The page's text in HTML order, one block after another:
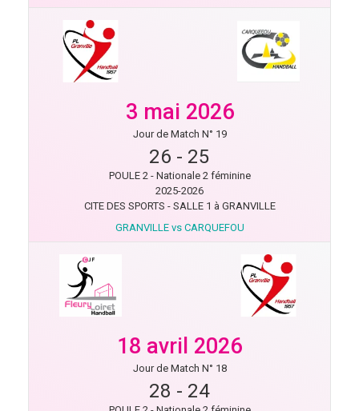
3 mai 2026
Jour de Match N° 19
26 - 25
POULE 2 - Nationale 2 féminine
2025-2026
CITE DES SPORTS - SALLE 1 à GRANVILLE
GRANVILLE vs CARQUEFOU
18 avril 2026
Jour de Match N° 18
28 - 24